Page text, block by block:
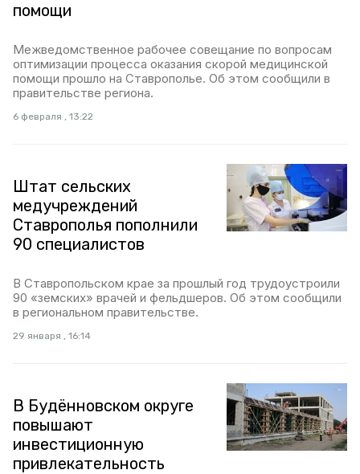
помощи
Межведомственное рабочее совещание по вопросам
оптимизации процесса оказания скорой медицинской
помощи прошло на Ставрополье. Об этом сообщили в
правительстве региона.
6 февраля , 13:22
Штат сельских
медучреждений
Ставрополья пополнили
90 специалистов
В Ставропольском крае за прошлый год трудоустроили
90 «земских» врачей и фельдшеров. Об этом сообщили
в региональном правительстве.
29 января , 16:14
В Будённовском округе
повышают
инвестиционную
привлекательность